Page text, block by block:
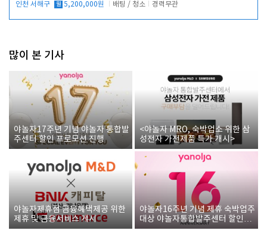
인천 서해구 월 5,200,000원 배팅 / 청소 경력무관
많이 본 기사
야놀자17주년 기념 야놀자 통합발
주센터 할인 프로모션 진행
<야놀자 MRO, 숙박업소 위한 삼
성전자 가전제품 특가 개시>
야놀자제휴점 금융혜택제공 위한
제휴 및 금융서비스 게시
야놀자16주년 기념 제휴 숙박업주
대상 야놀자통합발주센터 할인쿠
폰 증정